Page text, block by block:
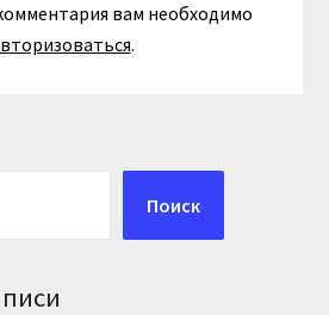
вам необходимо
.
Поиск